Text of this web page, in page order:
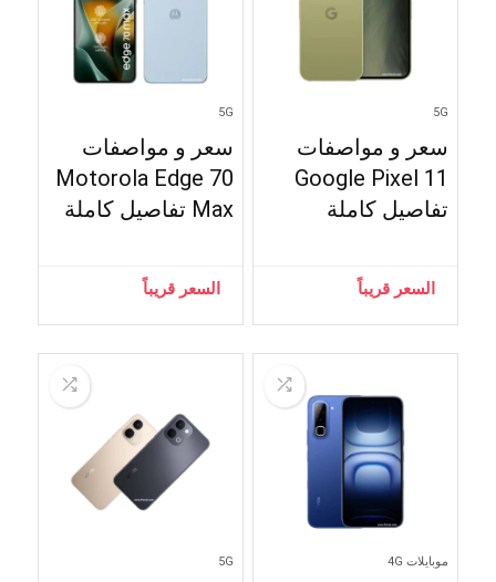
5G
سعر و مواصفات
Google Pixel 11
تفاصيل كاملة
السعر قريباً
5G
سعر و مواصفات
Motorola Edge 70
Max تفاصيل كاملة
السعر قريباً
موبايلات 4G 5G